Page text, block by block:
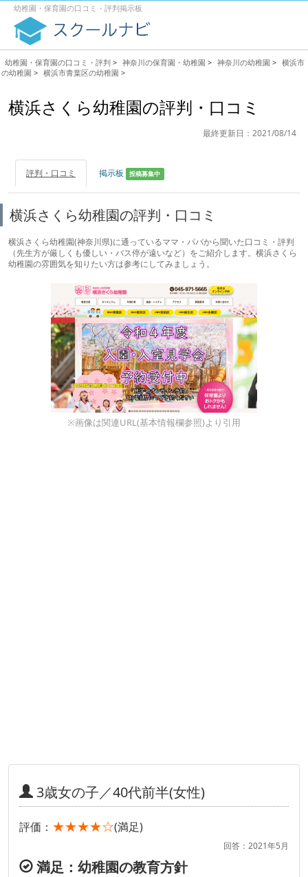
幼稚園・保育園の口コミ・評判掲示板
幼稚園・保育園の口コミ・評判 > 神奈川の保育園・幼稚園 > 神奈川の幼稚園 > 横浜市
の幼稚園 > 横浜市青葉区の幼稚園 >
横浜さくら幼稚園の評判・口コミ
最終更新日：2021/08/14
評判・口コミ 掲示板 投稿募集中
横浜さくら幼稚園の評判・口コミ
横浜さくら幼稚園(神奈川県)に通っているママ・パパから聞いた口コミ・評判
（先生方が厳しくも優しい・バス停が遠いなど）をご紹介します。横浜さくら
幼稚園の雰囲気を知りたい方は参考にしてみましょう。
※画像は関連URL(基本情報欄参照)より引用
3歳女の子／40代前半(女性)
評価： ★★★★☆(満足)
回答：2021年5月
満足：幼稚園の教育方針